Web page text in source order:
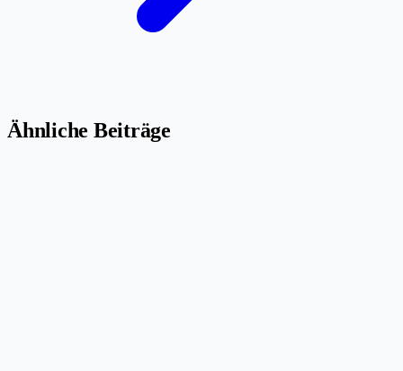
Ähnliche Beiträge